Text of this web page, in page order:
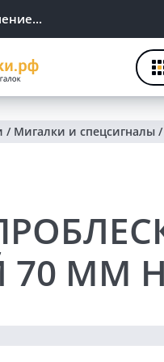
/ Мигалки и спецсигналы /
ММ